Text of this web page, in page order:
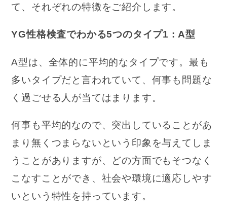
て、それぞれの特徴をご紹介します。
YG性格検査でわかる5つのタイプ1 : A型
A型は、全体的に平均的なタイプです。最も
多いタイプだと言われていて、何事も問題な
く過ごせる人が当てはまります。
何事も平均的なので、突出していることがあ
まり無くつまらないという印象を与えてしま
うことがありますが、どの方面でもそつなく
こなすことができ、社会や環境に適応しやす
いという特性を持っています。